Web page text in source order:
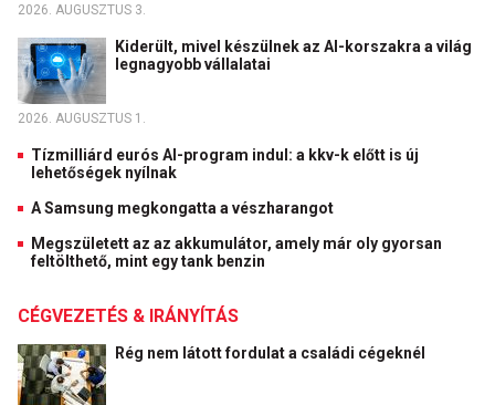
2026. AUGUSZTUS 3.
Kiderült, mivel készülnek az AI-korszakra a világ
legnagyobb vállalatai
2026. AUGUSZTUS 1.
Tízmilliárd eurós AI-program indul: a kkv-k előtt is új
lehetőségek nyílnak
A Samsung megkongatta a vészharangot
Megszületett az az akkumulátor, amely már oly gyorsan
feltölthető, mint egy tank benzin
CÉGVEZETÉS & IRÁNYÍTÁS
Rég nem látott fordulat a családi cégeknél